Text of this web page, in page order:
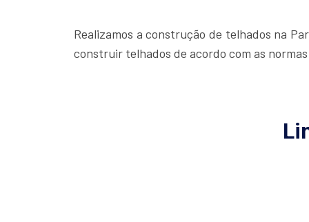
Realizamos a construção de telhados na
construir telhados de acordo com as